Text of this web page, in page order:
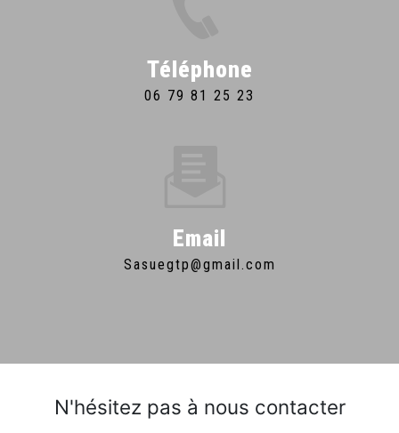
Téléphone
06 79 81 25 23
Email
sasuegtp@gmail.com
N'hésitez pas à nous contacter